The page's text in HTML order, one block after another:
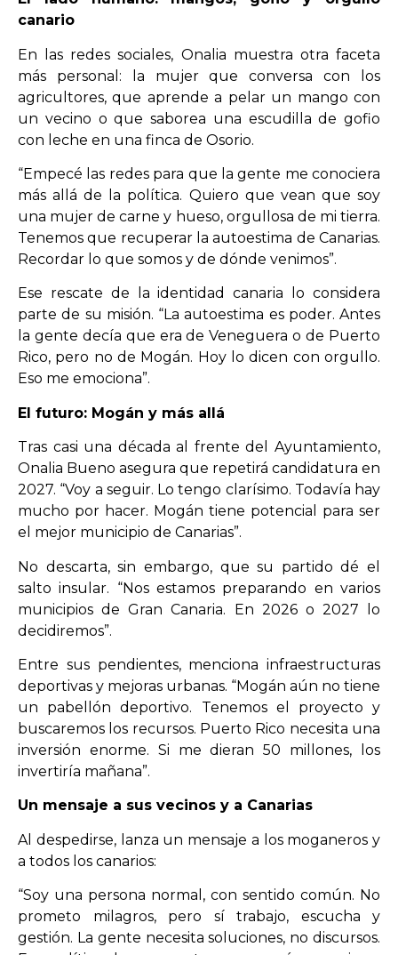
canario
En las redes sociales, Onalia muestra otra faceta
más personal: la mujer que conversa con los
agricultores, que aprende a pelar un mango con
un vecino o que saborea una escudilla de gofio
con leche en una finca de Osorio.
“Empecé las redes para que la gente me conociera
más allá de la política. Quiero que vean que soy
una mujer de carne y hueso, orgullosa de mi tierra.
Tenemos que recuperar la autoestima de Canarias.
Recordar lo que somos y de dónde venimos”.
Ese rescate de la identidad canaria lo considera
parte de su misión. “La autoestima es poder. Antes
la gente decía que era de Veneguera o de Puerto
Rico, pero no de Mogán. Hoy lo dicen con orgullo.
Eso me emociona”.
El futuro: Mogán y más allá
Tras casi una década al frente del Ayuntamiento,
Onalia Bueno asegura que repetirá candidatura en
2027. “Voy a seguir. Lo tengo clarísimo. Todavía hay
mucho por hacer. Mogán tiene potencial para ser
el mejor municipio de Canarias”.
No descarta, sin embargo, que su partido dé el
salto insular. “Nos estamos preparando en varios
municipios de Gran Canaria. En 2026 o 2027 lo
decidiremos”.
Entre sus pendientes, menciona infraestructuras
deportivas y mejoras urbanas. “Mogán aún no tiene
un pabellón deportivo. Tenemos el proyecto y
buscaremos los recursos. Puerto Rico necesita una
inversión enorme. Si me dieran 50 millones, los
invertiría mañana”.
Un mensaje a sus vecinos y a Canarias
Al despedirse, lanza un mensaje a los moganeros y
a todos los canarios:
“Soy una persona normal, con sentido común. No
prometo milagros, pero sí trabajo, escucha y
gestión. La gente necesita soluciones, no discursos.